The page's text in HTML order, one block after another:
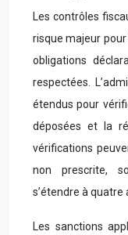
Les contrôles
risque majeur
obligations
respectées.
étendus pour
déposées et la
vérifications
non prescrite,
s’étendre à quatre
Les sanctions